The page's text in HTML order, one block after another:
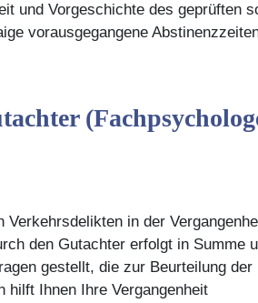
und Vorgeschichte des geprüften
vorausgegangene
in der
den Gutachter erfolgt in Summe
gestellt, die zur Beurteilung der
hilft Ihnen Ihre Vergangenheit